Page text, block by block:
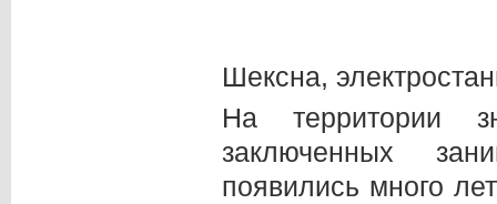
Шексна,
На территории
заключенных
появились много